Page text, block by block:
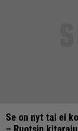
Se on nyt tai ei